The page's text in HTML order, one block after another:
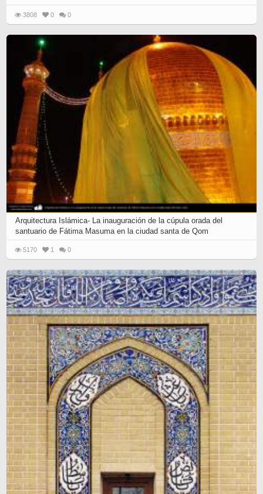
3808 0 0
Arquitectura Islámica- La inauguración de la cúpula orada del
santuario de Fátima Masuma en la ciudad santa de Qom
5170 1 0